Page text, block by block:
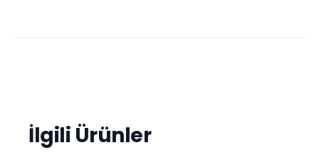
İlgili Ürünler